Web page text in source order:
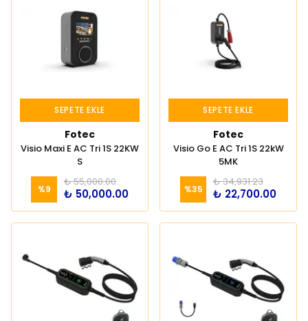
SEPETE EKLE
Fotec
Visio Maxi E AC Tri 1S 22KW
S
%9
₺ 55,000.00
₺ 50,000.00
SEPETE EKLE
Fotec
Visio Go E AC Tri 1S 22kW
5MK
%35
₺ 34,931.23
₺ 22,700.00